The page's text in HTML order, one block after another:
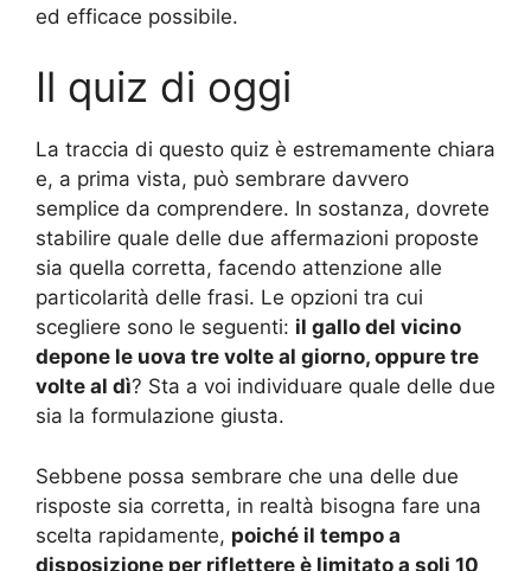
ed efficace possibile.
Il quiz di oggi
La traccia di questo quiz è estremamente chiara
e, a prima vista, può sembrare davvero
semplice da comprendere. In sostanza, dovrete
stabilire quale delle due affermazioni proposte
sia quella corretta, facendo attenzione alle
particolarità delle frasi. Le opzioni tra cui
scegliere sono le seguenti: il gallo del vicino
depone le uova tre volte al giorno, oppure tre
volte al dì? Sta a voi individuare quale delle due
sia la formulazione giusta.
Sebbene possa sembrare che una delle due
risposte sia corretta, in realtà bisogna fare una
scelta rapidamente, poiché il tempo a
disposizione per riflettere è limitato a soli 10